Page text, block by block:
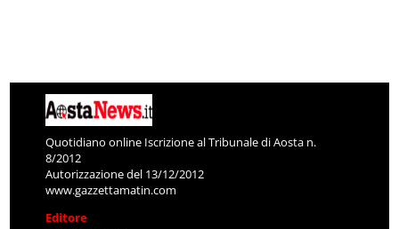
Quotidiano online Iscrizione al Tribunale di Aosta n.
8/2012
Autorizzazione del 13/12/2012
www.gazzettamatin.com
Editore